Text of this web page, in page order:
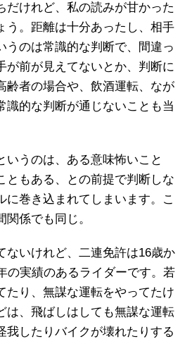
だけれど、私の読みが甘かった
う。距離は十分あったし、相手
うのは常識的な判断で、間違っ
が前が見えてないとか、判断に
齢者の場合や、飲酒運転、なが
識的な判断が通じないことも当
いうのは、ある意味怖いこと
ともある、との前提で判断しな
に巻き込まれてしまいます。こ
係でも同じ。
ないけれど、二連免許は16歳か
の実績のあるライダーです。若
たり、無謀な運転をやってたけ
は、飛ばしはしても無謀な運転
我したりバイクが壊れたりする